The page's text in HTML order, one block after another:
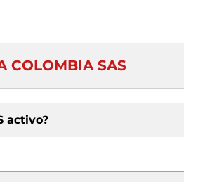
COLOMBIA SAS
activo?